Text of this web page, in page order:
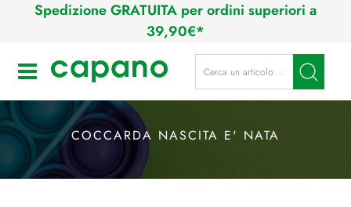
Spedizione GRATUITA per ordini superiori a
39,90€*
Open La modifica di un filtro
COCCARDA NASCITA E' NATA